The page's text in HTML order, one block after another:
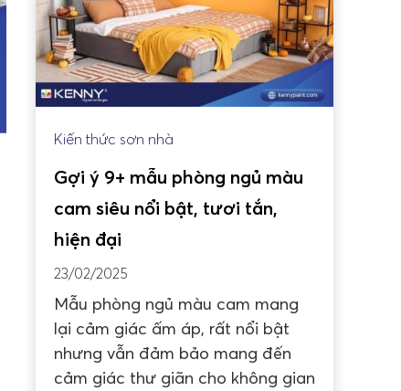
Kiến thức sơn nhà
Gợi ý 9+ mẫu phòng ngủ màu
cam siêu nổi bật, tươi tắn,
hiện đại
23/02/2025
Mẫu phòng ngủ màu cam mang
lại cảm giác ấm áp, rất nổi bật
nhưng vẫn đảm bảo mang đến
cảm giác thư giãn cho không gian